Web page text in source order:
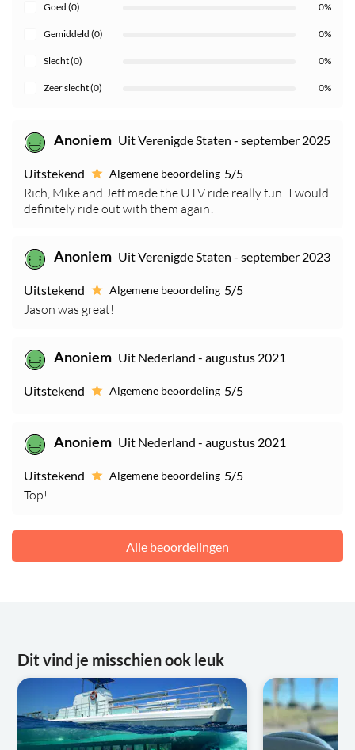
Goed (0) 0%
Gemiddeld (0) 0%
Slecht (0) 0%
Zeer slecht (0) 0%
Anoniem Uit Verenigde Staten - september 2025
Uitstekend Algemene beoordeling 5/5
Rich, Mike and Jeff made the UTV ride really fun! I would
definitely ride out with them again!
Anoniem Uit Verenigde Staten - september 2023
Uitstekend Algemene beoordeling 5/5
Jason was great!
Anoniem Uit Nederland - augustus 2021
Uitstekend Algemene beoordeling 5/5
Anoniem Uit Nederland - augustus 2021
Uitstekend Algemene beoordeling 5/5
Top!
Alle beoordelingen
Dit vind je misschien ook leuk